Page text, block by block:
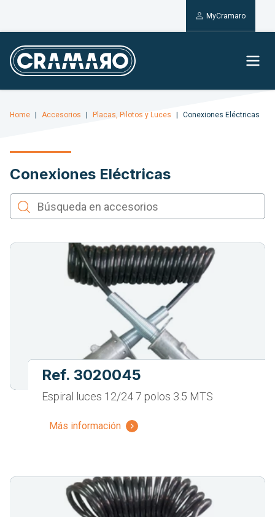
MyCramaro
Home Accesorios Placas, Pilotos y Luces Conexiones Eléctricas
Conexiones Eléctricas
Ref. 3020045
Espiral luces 12/24 7 polos 3.5 MTS
Más información